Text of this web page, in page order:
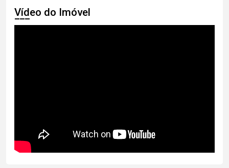
Vídeo do Imóvel